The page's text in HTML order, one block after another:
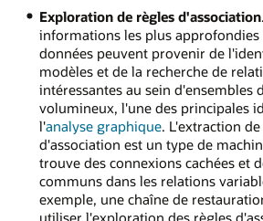
Exploration de règles d'association
informations les plus approfondies
données peuvent provenir de
modèles et de la recherche de
intéressantes au sein d'ensembles
volumineux, l'une des principales
l'analyse graphique. L'extraction
d'association est un type de
trouve des connexions cachées et
communs dans les relations
exemple, une chaîne de
utiliser l'exploration des règles